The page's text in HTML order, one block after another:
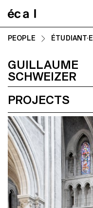
PEOPLE ÉTUDIANT·E
GUILLAUME
SCHWEIZER
PROJECTS